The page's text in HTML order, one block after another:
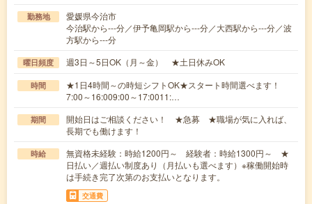
勤務地
愛媛県今治市
今治駅から---分／伊予亀岡駅から---分／大西駅から---分／波
方駅から---分
曜日頻度 週3日～5日OK（月～金） ★土日休みOK
時間
★1日4時間～の時短シフトOK★スタート時間選べます！
7:00～16:009:00～17:0011:…
期間
開始日はご相談ください！ ★急募 ★職場が気に入れば、
長期でも働けます！
時給
無資格未経験：時給1200円～ 経験者：時給1300円～ ★
日払い／週払い制度あり（月払いも選べます）※稼働開始時
は手続き完了次第のお支払いとなります。
交通費